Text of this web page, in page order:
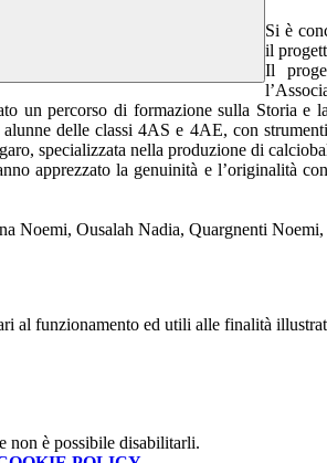
Si è
il
Il
un percorso di formazione sulla Storia
delle classi 4AS e 4AE, con
specializzata nella produzione di
apprezzato la genuinità e l’originalità
Noemi, Ousalah Nadia, Quargnenti
al funzionamento ed utili alle finalità
non è possibile disabilitarli.